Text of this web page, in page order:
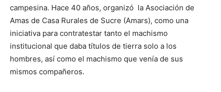
campesina. Hace 40 años, organizó la Asociación de
Amas de Casa Rurales de Sucre (Amars), como una
iniciativa para contratestar tanto el machismo
institucional que daba títulos de tierra solo a los
hombres, así como el machismo que venía de sus
mismos compañeros.